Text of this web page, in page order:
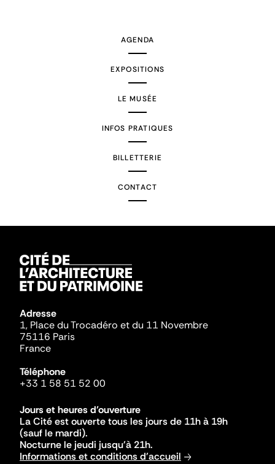
AGENDA
EXPOSITIONS
LE MUSÉE
INFOS PRATIQUES
BILLETTERIE
CONTACT
Adresse
1, Place du Trocadéro et du 11 Novembre
75116 Paris
France
Téléphone
+33 1 58 51 52 00
Jours et heures d'ouverture
La Cité est ouverte tous les jours de 11h à 19h
(sauf le mardi).
Nocturne le jeudi jusqu'à 21h.
Informations et conditions d'accueil